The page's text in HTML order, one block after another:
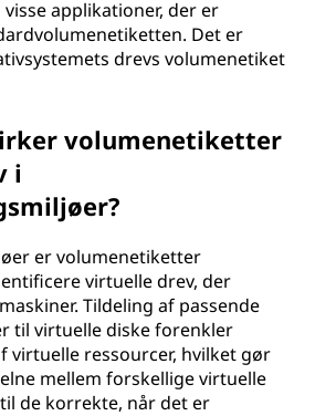
applikationer, der er
Det er
drevs volumenetiket
volumenetiketter
i
er volumenetiketter
virtuelle drev, der
Tildeling af passende
til virtuelle diske forenkler
virtuelle ressourcer, hvilket gør
mellem forskellige virtuelle
de korrekte, når det er